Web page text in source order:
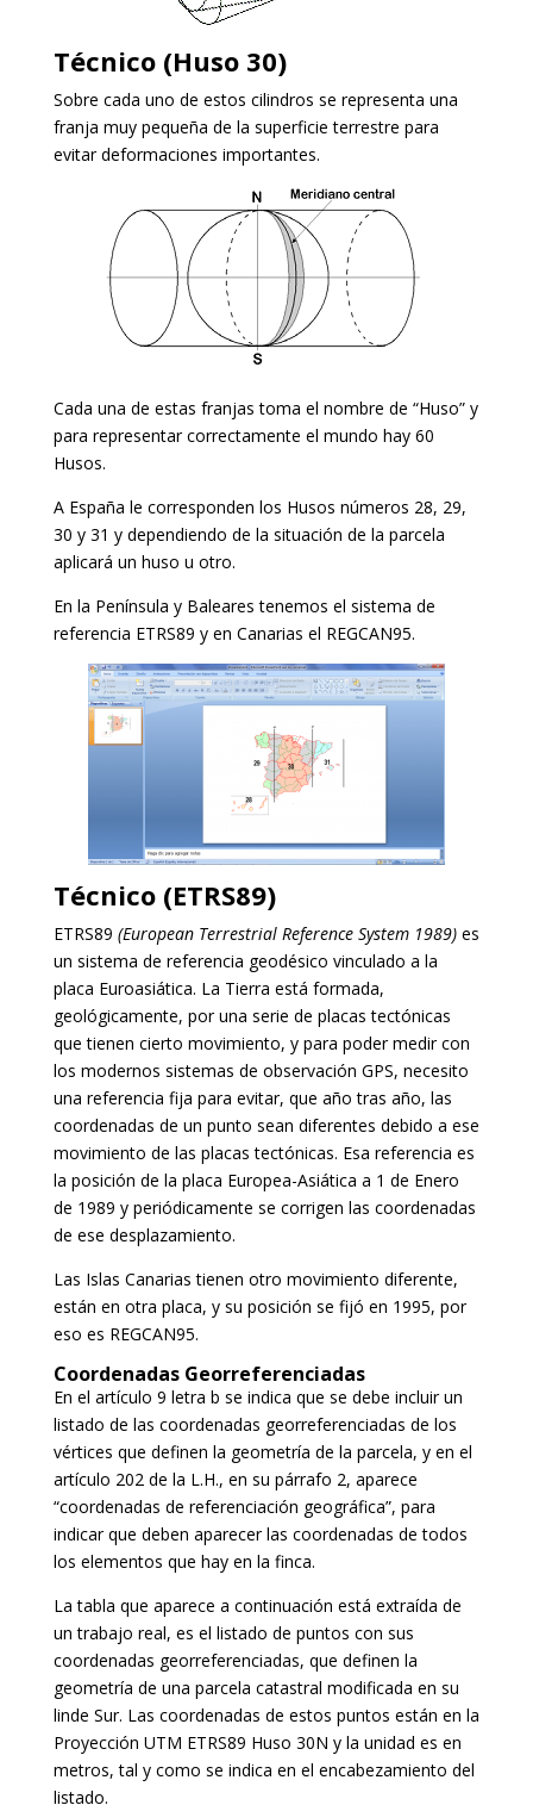
Técnico (Huso 30)
Sobre cada uno de estos cilindros se representa una
franja muy pequeña de la superficie terrestre para
evitar deformaciones importantes.
Cada una de estas franjas toma el nombre de “Huso” y
para representar correctamente el mundo hay 60
Husos.
A España le corresponden los Husos números 28, 29,
30 y 31 y dependiendo de la situación de la parcela
aplicará un huso u otro.
En la Península y Baleares tenemos el sistema de
referencia ETRS89 y en Canarias el REGCAN95.
Técnico (ETRS89)
ETRS89 (European Terrestrial Reference System 1989) es
un sistema de referencia geodésico vinculado a la
placa Euroasiática. La Tierra está formada,
geológicamente, por una serie de placas tectónicas
que tienen cierto movimiento, y para poder medir con
los modernos sistemas de observación GPS, necesito
una referencia fija para evitar, que año tras año, las
coordenadas de un punto sean diferentes debido a ese
movimiento de las placas tectónicas. Esa referencia es
la posición de la placa Europea-Asiática a 1 de Enero
de 1989 y periódicamente se corrigen las coordenadas
de ese desplazamiento.
Las Islas Canarias tienen otro movimiento diferente,
están en otra placa, y su posición se fijó en 1995, por
eso es REGCAN95.
Coordenadas Georreferenciadas
En el artículo 9 letra b se indica que se debe incluir un
listado de las coordenadas georreferenciadas de los
vértices que definen la geometría de la parcela, y en el
artículo 202 de la L.H., en su párrafo 2, aparece
“coordenadas de referenciación geográfica”, para
indicar que deben aparecer las coordenadas de todos
los elementos que hay en la finca.
La tabla que aparece a continuación está extraída de
un trabajo real, es el listado de puntos con sus
coordenadas georreferenciadas, que definen la
geometría de una parcela catastral modificada en su
linde Sur. Las coordenadas de estos puntos están en la
Proyección UTM ETRS89 Huso 30N y la unidad es en
metros, tal y como se indica en el encabezamiento del
listado.